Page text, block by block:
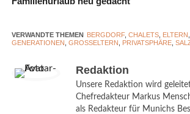
Bergdorf Prechtlgut Restaurant
©Bergdorf Prechtlgut
steht
Freiheit.
VERWANDTE THEMEN BERGDORF, CHALETS, ELTERN
GENERATIONEN GROSSELTERN PRIVATSPHÄRE,
Redaktion
Unsere Redaktion wird
Chefredakteur Markus
als Redakteur für Munichs